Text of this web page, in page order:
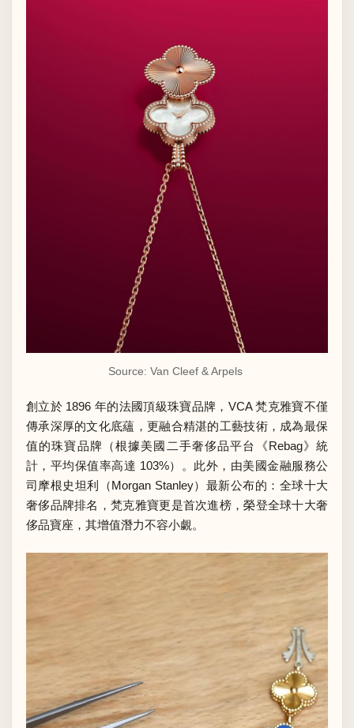
Source: Van Cleef & Arpels
創立於 1896 年的法國頂級珠寶品牌，VCA 梵克雅寶不僅
傳承深厚的文化底蘊，更融合精湛的工藝技術，成為最保
值的珠寶品牌（根據美國二手奢侈品平台《Rebag》統
計，平均保值率高達 103%）。此外，由美國金融服務公
司摩根史坦利（Morgan Stanley）最新公布的： 全球十大
奢侈品牌排名 ，梵克雅寶更是首次進榜，榮登全球十大奢
侈品寶座，其增值潛力不容小覷。